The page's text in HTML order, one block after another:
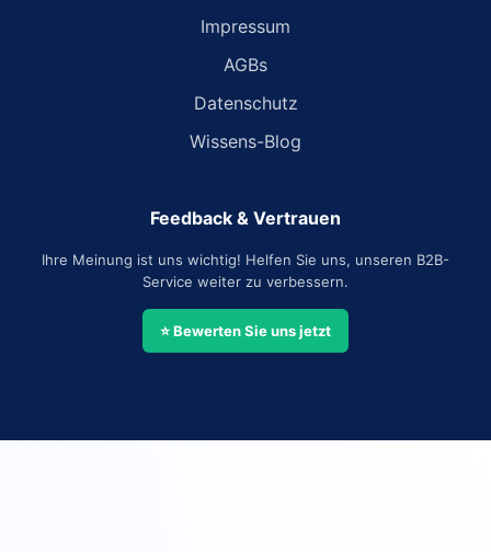
Impressum
AGBs
Datenschutz
Wissens-Blog
Feedback & Vertrauen
Ihre Meinung ist uns wichtig! Helfen Sie uns, unseren B2B-
Service weiter zu verbessern.
⭐ Bewerten Sie uns jetzt